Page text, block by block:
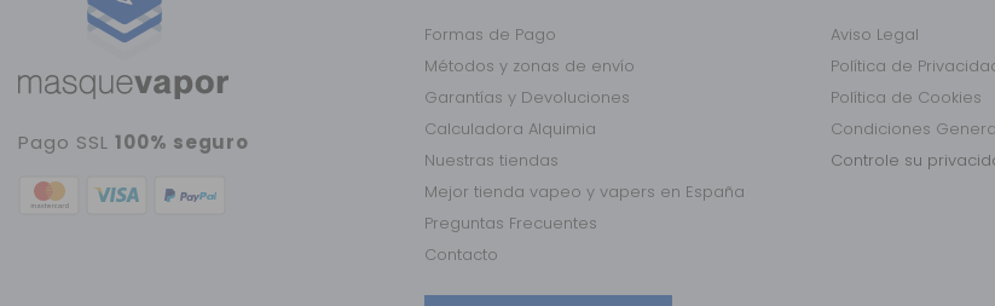
Pago SSL 100% seguro
Formas de Pago
Métodos y zonas de envío
Garantías y Devoluciones
Calculadora Alquimia
Nuestras tiendas
Mejor tienda vapeo y vapers en España
Preguntas Frecuentes
Contacto
Aviso Legal
Política de
Política de Cookies
Condiciones
Controle su